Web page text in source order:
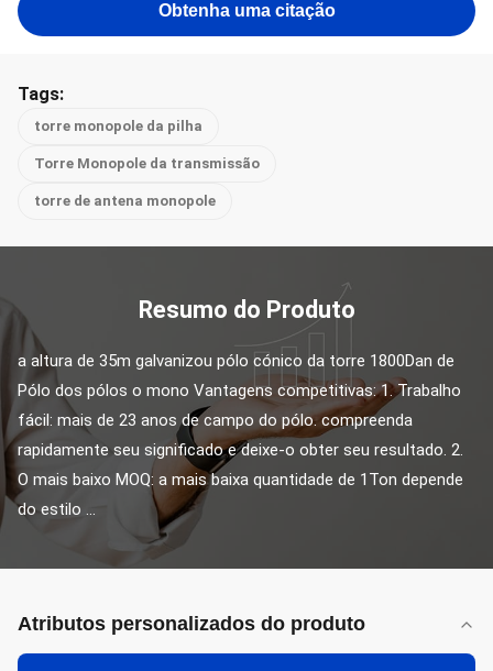
Obtenha uma citação
Tags:
torre monopole da pilha
Torre Monopole da transmissão
torre de antena monopole
Resumo do Produto
a altura de 35m galvanizou pólo cónico da torre 1800Dan de
Pólo dos pólos o mono Vantagens competitivas: 1. Trabalho
fácil: mais de 23 anos de campo do pólo. compreenda
rapidamente seu significado e deixe-o obter seu resultado. 2.
O mais baixo MOQ: a mais baixa quantidade de 1Ton depende
do estilo ...
Atributos personalizados do produto